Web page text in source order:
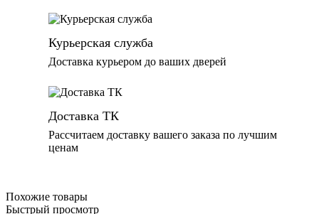
Курьерская служба
Доставка курьером до ваших дверей
Доставка ТК
Рассчитаем доставку вашего заказа по лучшим
ценам
Похожие товары
Быстрый просмотр